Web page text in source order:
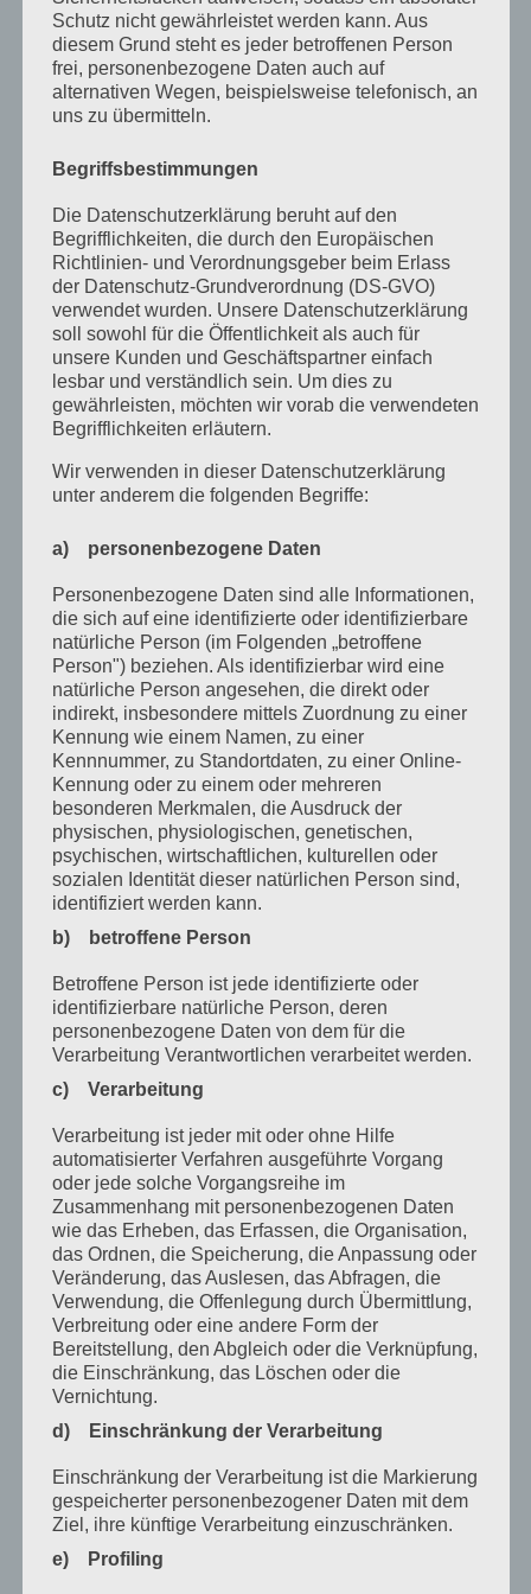
April 2025
März 2025
Februar 2025
Dezember 2024
September 2024
August 2024
April 2024
März 2024
Januar 2024
Dezember 2023
November 2023
Juli 2023
Juni 2023
Mai 2023
April 2023
März 2023
Februar 2023
Dezember 2022
November 2022
Oktober 2022
September 2022
August 2022
Juli 2022
April 2022
Februar 2022
Januar 2022
Dezember 2021
Oktober 2021
September 2021
Mai 2021
März 2021
Januar 2021
Dezember 2020
Oktober 2020
Schutz nicht gewährleistet werden kann. Aus
diesem Grund steht es jeder betroffenen Person
frei, personenbezogene Daten auch auf
alternativen Wegen, beispielsweise telefonisch, an
uns zu übermitteln.
Begriffsbestimmungen
Die Datenschutzerklärung beruht auf den
Begrifflichkeiten, die durch den Europäischen
Richtlinien- und Verordnungsgeber beim Erlass
der Datenschutz-Grundverordnung (DS-GVO)
verwendet wurden. Unsere Datenschutzerklärung
soll sowohl für die Öffentlichkeit als auch für
unsere Kunden und Geschäftspartner einfach
lesbar und verständlich sein. Um dies zu
gewährleisten, möchten wir vorab die verwendeten
Begrifflichkeiten erläutern.
Wir verwenden in dieser Datenschutzerklärung
unter anderem die folgenden Begriffe:
a) personenbezogene Daten
Personenbezogene Daten sind alle Informationen,
die sich auf eine identifizierte oder identifizierbare
natürliche Person (im Folgenden „betroffene
Person") beziehen. Als identifizierbar wird eine
natürliche Person angesehen, die direkt oder
indirekt, insbesondere mittels Zuordnung zu einer
Kennung wie einem Namen, zu einer
Kennnummer, zu Standortdaten, zu einer Online-
Kennung oder zu einem oder mehreren
besonderen Merkmalen, die Ausdruck der
physischen, physiologischen, genetischen,
psychischen, wirtschaftlichen, kulturellen oder
sozialen Identität dieser natürlichen Person sind,
identifiziert werden kann.
b) betroffene Person
Betroffene Person ist jede identifizierte oder
identifizierbare natürliche Person, deren
personenbezogene Daten von dem für die
Verarbeitung Verantwortlichen verarbeitet werden.
c) Verarbeitung
Verarbeitung ist jeder mit oder ohne Hilfe
automatisierter Verfahren ausgeführte Vorgang
oder jede solche Vorgangsreihe im
Zusammenhang mit personenbezogenen Daten
wie das Erheben, das Erfassen, die Organisation,
das Ordnen, die Speicherung, die Anpassung oder
Veränderung, das Auslesen, das Abfragen, die
Verwendung, die Offenlegung durch Übermittlung,
Verbreitung oder eine andere Form der
Bereitstellung, den Abgleich oder die Verknüpfung,
die Einschränkung, das Löschen oder die
Vernichtung.
d) Einschränkung der Verarbeitung
Einschränkung der Verarbeitung ist die Markierung
gespeicherter personenbezogener Daten mit dem
Ziel, ihre künftige Verarbeitung einzuschränken.
e) Profiling